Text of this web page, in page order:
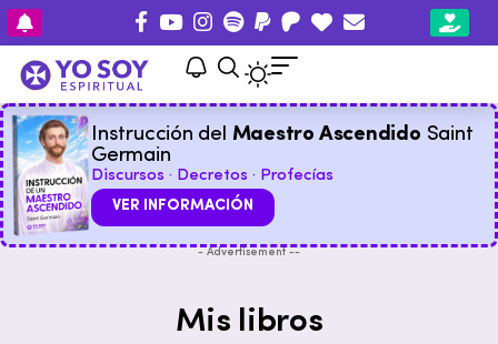
Instrucción del Maestro Ascendido Saint
Germain
Discursos · Decretos · Profecías
VER INFORMACIÓN
- Advertisement --
Mis libros